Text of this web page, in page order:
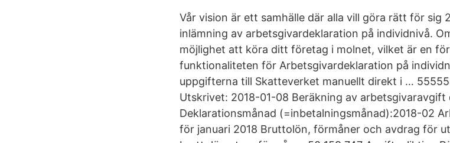
Vår vision är ett samhälle där alla vill göra rätt för sig
inlämning av arbetsgivardeklaration på individnivå.
möjlighet att köra ditt företag i molnet, vilket är en
funktionaliteten för Arbetsgivardeklaration på
uppgifterna till Skatteverket manuellt direkt i …
Utskrivet: 2018-01-08 Beräkning av
Deklarationsmånad (=inbetalningsmånad):2018-02
för januari 2018 Bruttolön, förmåner och avdrag för